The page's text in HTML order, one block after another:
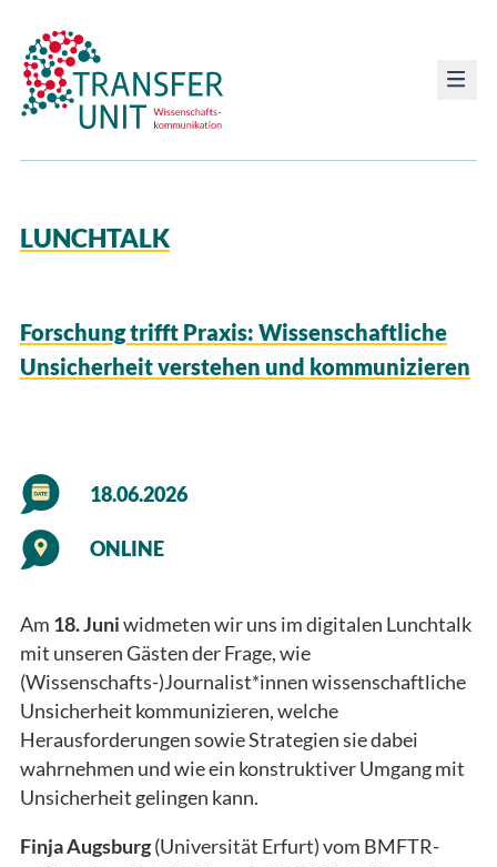
Transfer Unit
LUNCHTALK
Forschung trifft Praxis: Wissenschaftliche
Unsicherheit verstehen und kommunizieren
18.06.2026
ONLINE
Am 18. Juniwidmeten wir uns im digitalen Lunchtalk
mit unseren Gästen der Frage,wie
(Wissenschafts-)Journalist*innen wissenschaftliche
Unsicherheit kommunizieren, welche
Herausforderungen sowie Strategien sie dabei
wahrnehmen und wie ein konstruktiver Umgang mit
Unsicherheit gelingen kann.
Finja Augsburg(Universität Erfurt) vom BMFTR-